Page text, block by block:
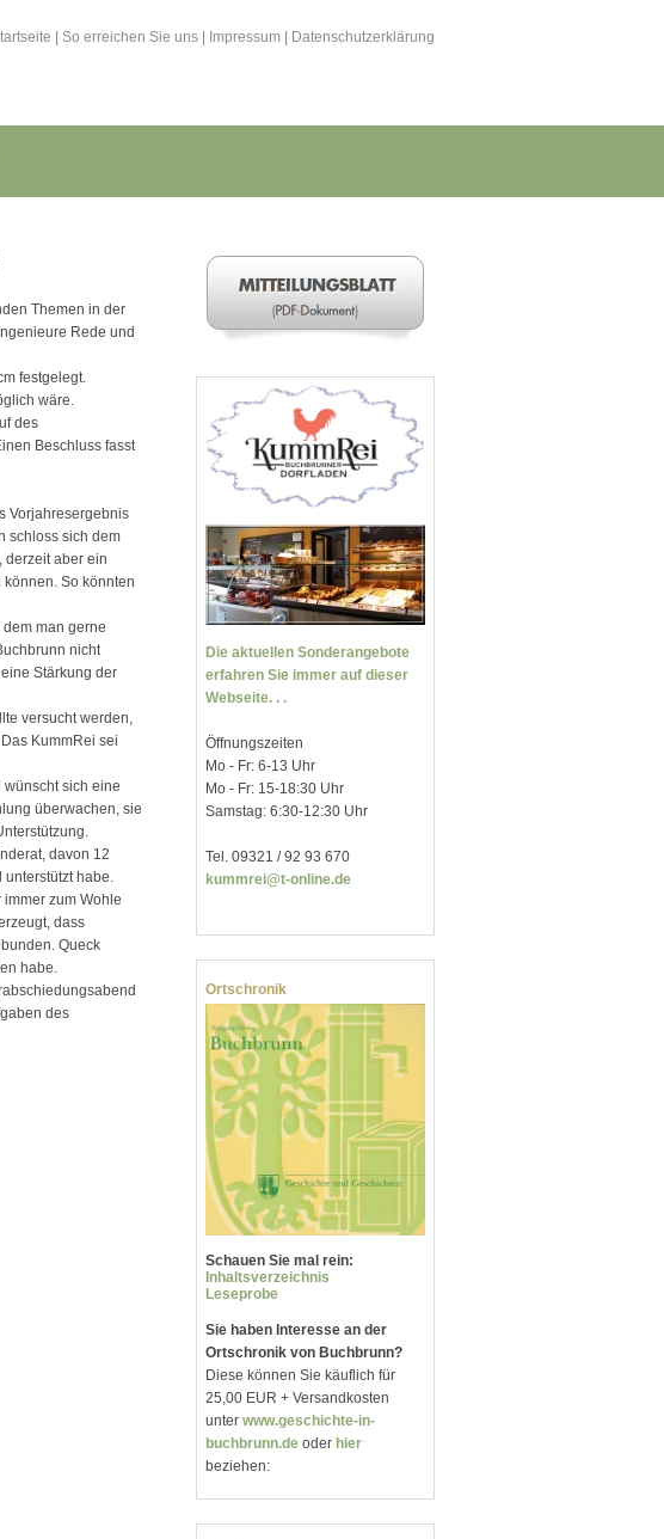
So erreichen Sie uns Impressum Datenschutzerklärung
Themen in der
Rede und
festgelegt.
wäre.
des
Beschluss fasst
Vorjahresergebnis
schloss sich dem
derzeit aber ein
So könnten
man gerne
nicht
Stärkung der
versucht werden,
KummRei sei
sich eine
überwachen, sie
davon 12
unterstützt habe.
zum Wohle
dass
Queck
habe.
des
Die aktuellen Sonderangebote
erfahren Sie immer auf dieser
Webseite. . .
Öffnungszeiten
Mo - Fr: 6-13 Uhr
Mo - Fr: 15-18:30 Uhr
Samstag: 6:30-12:30 Uhr
Tel. 09321 / 92 93 670
kummrei@t-online.de
Ortschronik
Schauen Sie mal rein:
Inhaltsverzeichnis
Leseprobe
Sie haben Interesse an der
Ortschronik von Buchbrunn?
Diese können Sie käuflich für
25,00 EUR + Versandkosten
unter www.geschichte-in-
buchbrunn.de oder hier
beziehen: